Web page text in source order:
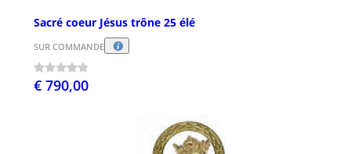
Sacré coeur Jésus trône 25 élé
SUR COMMANDE
€ 790,00